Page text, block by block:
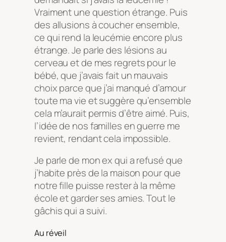
Vraiment une question étrange. Puis
des allusions à coucher ensemble,
ce qui rend la leucémie encore plus
étrange. Je parle des lésions au
cerveau et de mes regrets pour le
bébé, que j’avais fait un mauvais
choix parce que j’ai manqué d’amour
toute ma vie et suggère qu’ensemble
cela m’aurait permis d’être aimé. Puis,
l’idée de nos familles en guerre me
revient, rendant cela impossible.
Je parle de mon ex qui a refusé que
j’habite près de la maison pour que
notre fille puisse rester à la même
école et garder ses amies. Tout le
gâchis qui a suivi.
Au réveil